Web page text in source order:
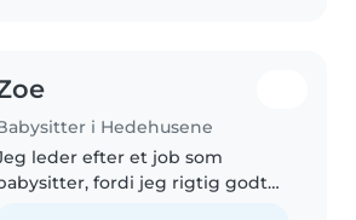
i Hedehusene
leder efter et job som
fordi jeg rigtig godt